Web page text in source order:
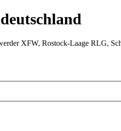
XFW, Rostock-Laage RLG,